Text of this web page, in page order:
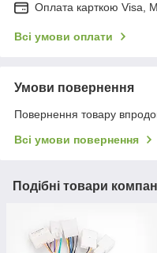
Оплата карткою Visa,
Всі умови оплати
Умови повернення
Повернення товару
Всі умови повернення
Подібні товари